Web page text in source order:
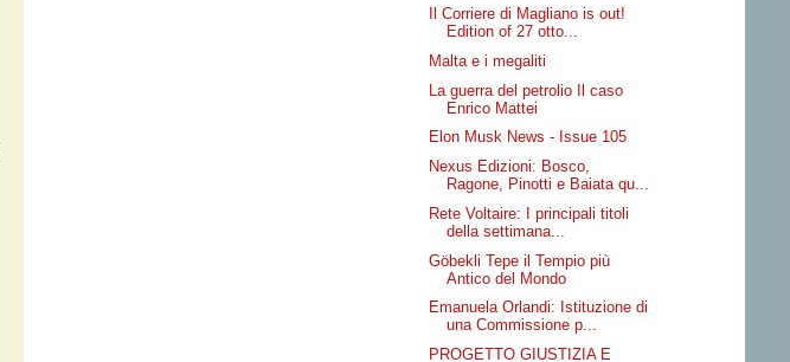
Il Corriere di Magliano is out!
Edition of 27 otto...
Malta e i megaliti
La guerra del petrolio Il caso
Enrico Mattei
Elon Musk News - Issue 105
Nexus Edizioni: Bosco,
Ragone, Pinotti e Baiata qu...
Rete Voltaire: I principali titoli
della settimana...
Göbekli Tepe il Tempio più
Antico del Mondo
Emanuela Orlandi: Istituzione di
una Commissione p...
PROGETTO GIUSTIZIA E